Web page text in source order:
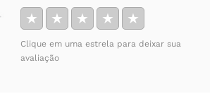
★ ★ ★ ★ ★
Clique em uma estrela para deixar sua
avaliação